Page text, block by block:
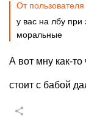
От пользователя
у вас на лбу при
моральные
А вот мну как-
стоит с бабой